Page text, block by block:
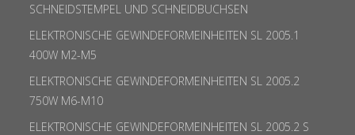
SCHNEIDSTEMPEL UND SCHNEIDBUCHSEN
ELEKTRONISCHE GEWINDEFORMEINHEITEN SL 2005.1
400W M2-M5
ELEKTRONISCHE GEWINDEFORMEINHEITEN SL 2005.2
750W M6-M10
ELEKTRONISCHE GEWINDEFORMEINHEITEN SL 2005.2 S